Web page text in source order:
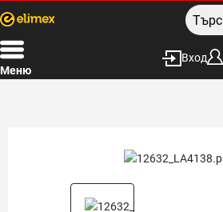
Меню
Вход